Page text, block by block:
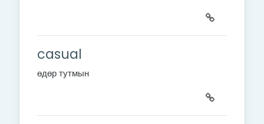
casual
өдөр тутмын